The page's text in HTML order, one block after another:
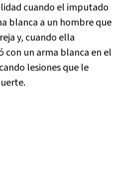
cuando el imputado
blanca a un hombre que
y, cuando ella
con un arma blanca en el
lesiones que le